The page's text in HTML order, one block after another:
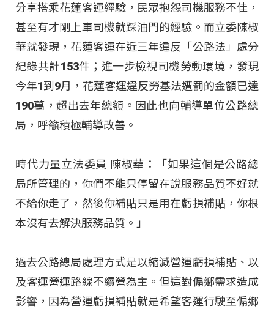
分享搭乘花蓮客運經驗，民眾抱怨司機服務不佳，
甚至有才剛上車司機就踩油門的經驗。而立委陳椒
華就發現，花蓮客運在近三年違反「公路法」處分
紀錄共計153件；進一步檢視司機勞動環境，發現
今年1到9月，花蓮客運違反勞基法遭罰的金額已達
190萬，超出去年總額。因此也向輔導單位公路總
局，呼籲積極輔導改善。
時代力量立法委員 陳椒華：「如果這個是公路總
局所管理的，你們不能只停留在說服務品質不好就
不給你走了，然後你補貼只是用在虧損補貼，你根
本沒有去解決服務品質。」
過去公路總局處理方式是以縮減營運虧損補貼、以
及客運營運路線不續營為主。但這對偏鄉需求造成
影響，因為營運虧損補貼就是希望客運行駛至偏鄉